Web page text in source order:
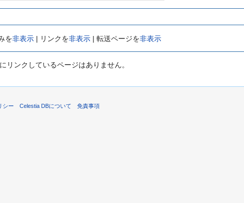
を非表示 | リンクを非表示 | 転送ページを非表示
にリンクしているページはありません。
シー Celestia DBについて 免責事項